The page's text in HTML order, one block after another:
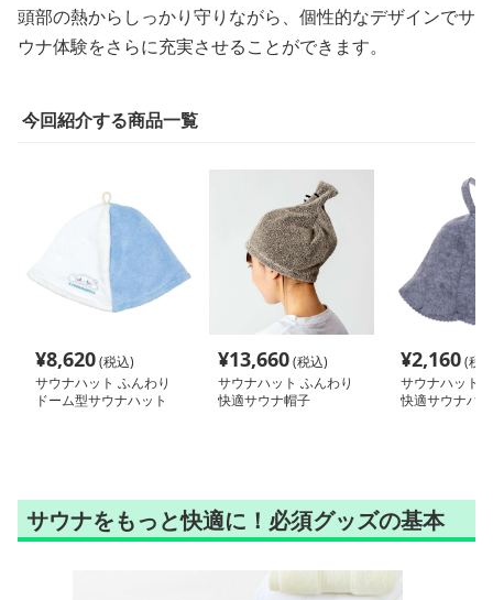
頭部の熱からしっかり守りながら、個性的なデザインでサ
ウナ体験をさらに充実させることができます。
今回紹介する商品一覧
¥8,620(税込)
サウナハット ふんわり
ドーム型サウナハット
¥13,660(税込)
サウナハット ふんわり
快適サウナ帽子
¥2,160(税
サウナハット
快適サウナハ
サウナをもっと快適に！必須グッズの基本